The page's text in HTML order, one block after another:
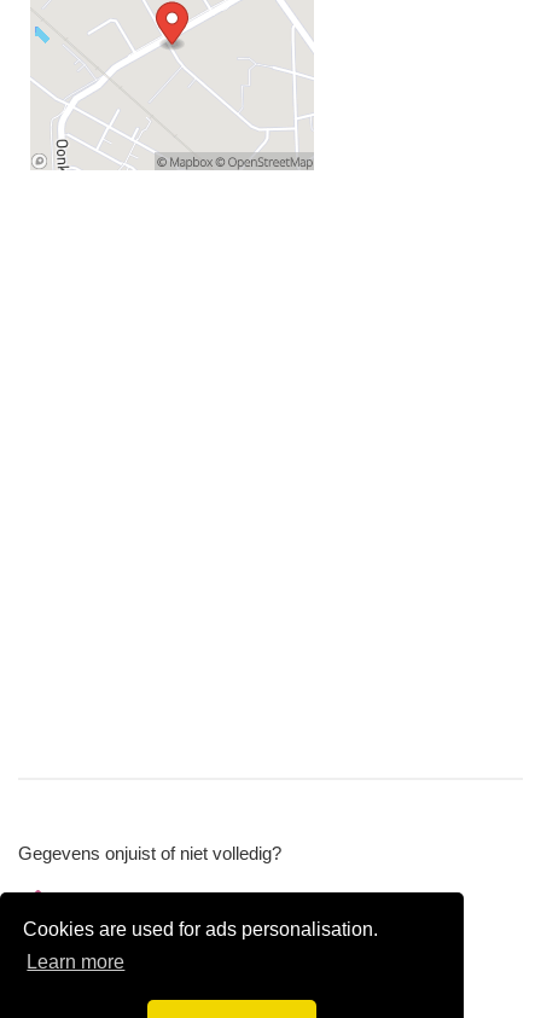
Cookies are used for ads personalisation.
Learn more
Gegevens onjuist of niet volledig?